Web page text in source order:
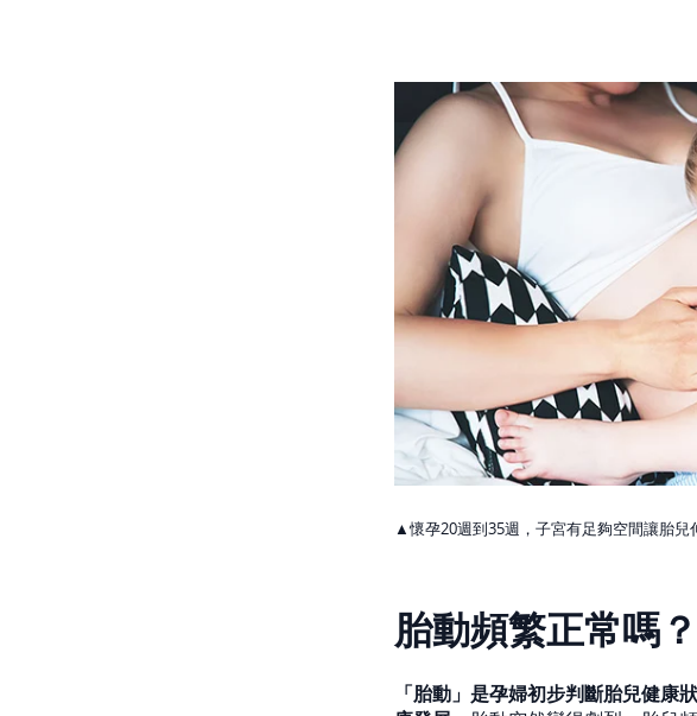
▲懷孕20週到35週，子宮有足夠空間讓胎兒
胎動頻繁正常嗎
「胎動」是孕婦初步判斷胎兒健